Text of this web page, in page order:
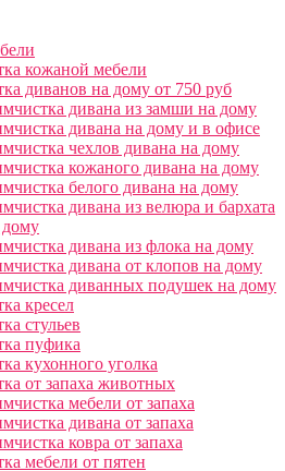
кожаной мебели
диванов на дому от 750 руб
дивана из замши на дому
дивана на дому и в офисе
чехлов дивана на дому
кожаного дивана на дому
белого дивана на дому
дивана из велюра и бархата
дивана из флока на дому
дивана от клопов на дому
диванных подушек на дому
кресел
стульев
пуфика
кухонного уголка
от запаха животных
мебели от запаха
дивана от запаха
ковра от запаха
мебели от пятен